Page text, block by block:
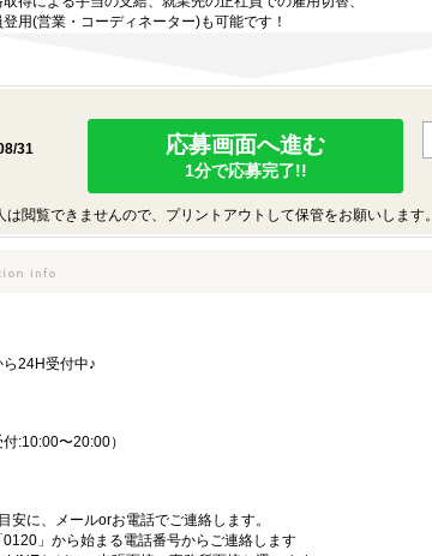
用(営業・コーディネーター)も可能です！
31
応募画面へ進む
1分で応募完了!!
閲覧できませんので、プリントアウトして保管をお願いします。
ら24H受付中♪
:10:00〜20:00）
に、メールorお電話でご連絡します。
」から始まる電話番号からご連絡します